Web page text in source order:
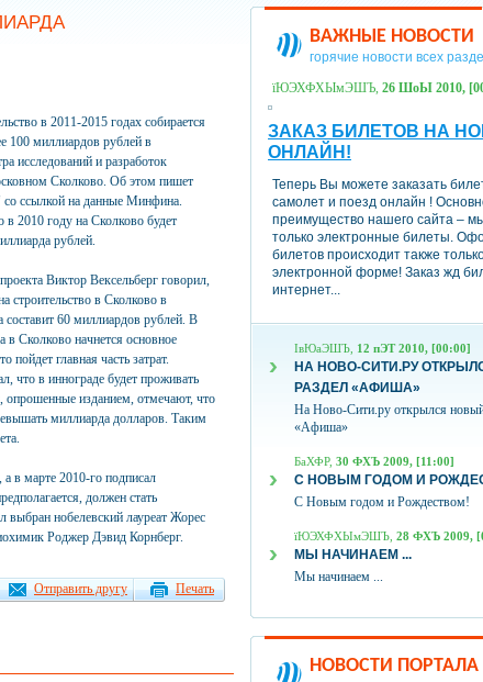
в 2011-2015 годах собирается
100 миллиардов рублей в
исследований и разработок
Сколково. Об этом пишет
со ссылкой на данные Минфина.
в 2010 году на Сколково будет
рублей.
Виктор Вексельберг говорил,
строительство в Сколково в
60 миллиардов рублей. В
в Сколково начнется основное
пойдет главная часть затрат.
что в иннограде будет проживать
опрошенные изданием, отмечают, что
миллиарда долларов. Таким
в марте 2010-го подписал
должен стать
нобелевский лауреат Жорес
Роджер Дэвид Корнберг.
Отправить другу Печать
ВАЖНЫЕ НОВОСТИ
горячие новости всех
їЮЭХФХЫмЭШЪ, 26 ШоЫ 2010,
ЗАКАЗ БИЛЕТОВ НА
ОНЛАЙН!
Теперь Вы можете заказать
самолет и поезд онлайн !
преимущество нашего сайта –
только электронные билеты.
билетов происходит также
электронной форме! Заказ жд
интернет...
ІвЮаЭШЪ, 12 пЭТ 2010, [00:00]
НА НОВО-СИТИ.РУ
РАЗДЕЛ «АФИША»
На Ново-Сити.ру открылся
«Афиша»
БаХФР, 30 ФХЪ 2009, [11:00]
С НОВЫМ ГОДОМ И
С Новым годом и Рождеством!
їЮЭХФХЫмЭШЪ, 28 ФХЪ 2009,
МЫ НАЧИНАЕМ ...
Мы начинаем ...
НОВОСТИ ПОРТАЛА